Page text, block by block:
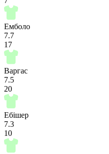
Емболо
7.7
17
Варгас
7.5
20
Ебішер
7.3
10